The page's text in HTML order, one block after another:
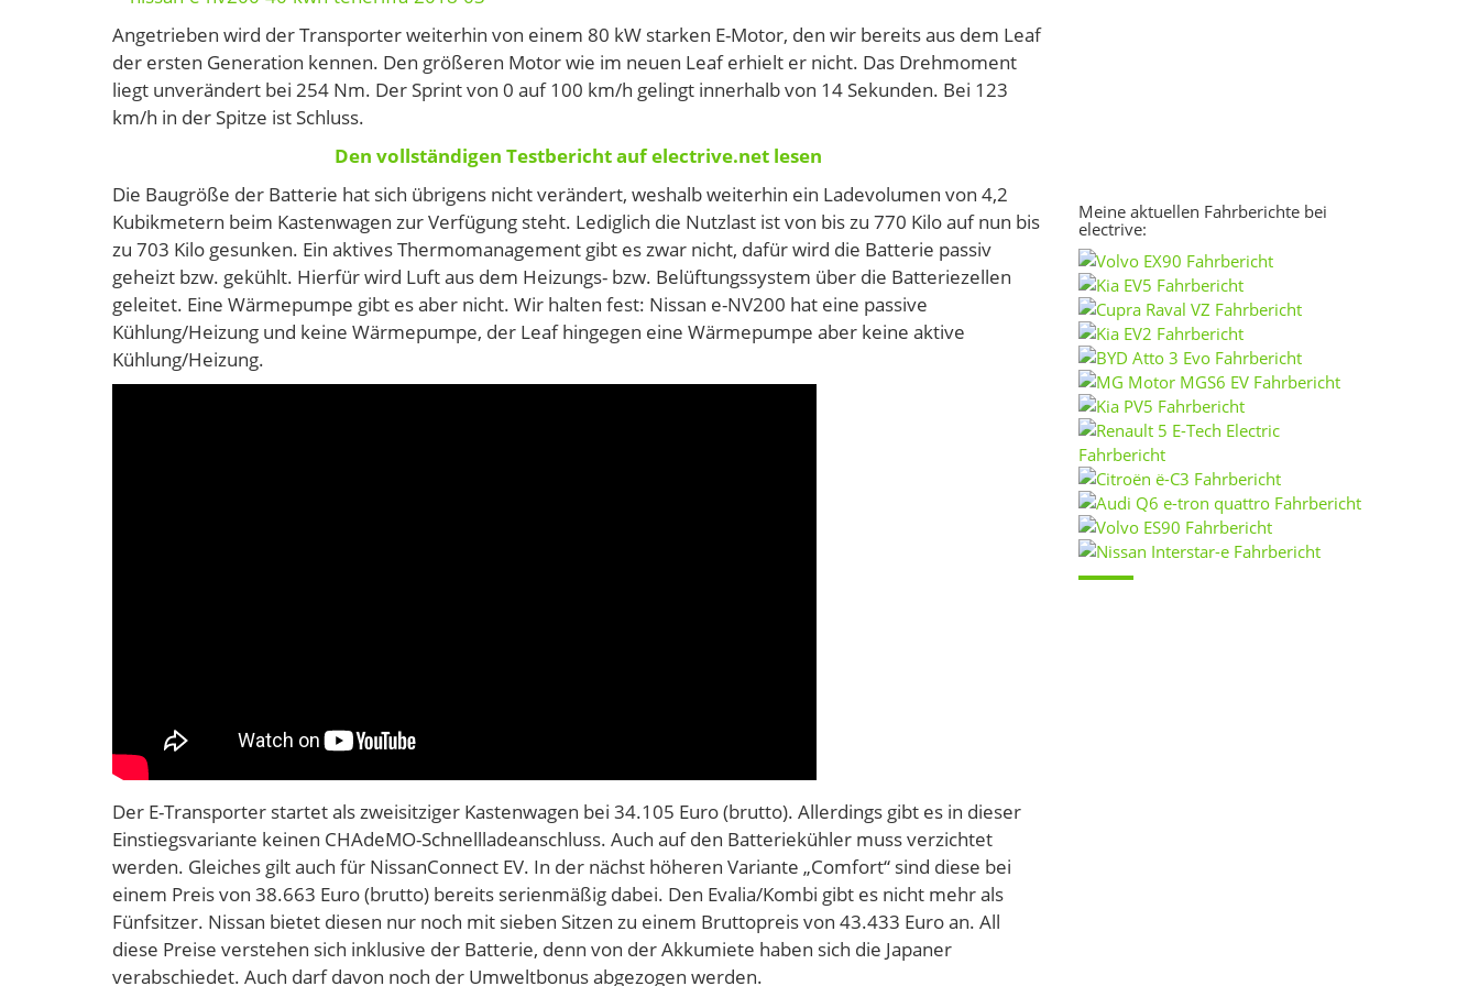
Angetrieben wird der Transporter weiterhin von einem 80 kW starken E-Motor, den wir bereits aus dem Leaf
der ersten Generation kennen. Den größeren Motor wie im neuen Leaf erhielt er nicht. Das Drehmoment
liegt unverändert bei 254 Nm. Der Sprint von 0 auf 100 km/h gelingt innerhalb von 14 Sekunden. Bei 123
km/h in der Spitze ist Schluss.
Den vollständigen Testbericht auf electrive.net lesen
Die Baugröße der Batterie hat sich übrigens nicht verändert, weshalb weiterhin ein Ladevolumen von 4,2
Kubikmetern beim Kastenwagen zur Verfügung steht. Lediglich die Nutzlast ist von bis zu 770 Kilo auf nun bis
zu 703 Kilo gesunken. Ein aktives Thermomanagement gibt es zwar nicht, dafür wird die Batterie passiv
geheizt bzw. gekühlt. Hierfür wird Luft aus dem Heizungs- bzw. Belüftungssystem über die Batteriezellen
geleitet. Eine Wärmepumpe gibt es aber nicht. Wir halten fest: Nissan e-NV200 hat eine passive
Kühlung/Heizung und keine Wärmepumpe, der Leaf hingegen eine Wärmepumpe aber keine aktive
Kühlung/Heizung.
Der E-Transporter startet als zweisitziger Kastenwagen bei 34.105 Euro (brutto). Allerdings gibt es in dieser
Einstiegsvariante keinen CHAdeMO-Schnellladeanschluss. Auch auf den Batteriekühler muss verzichtet
werden. Gleiches gilt auch für NissanConnect EV. In der nächst höheren Variante „Comfort“ sind diese bei
einem Preis von 38.663 Euro (brutto) bereits serienmäßig dabei. Den Evalia/Kombi gibt es nicht mehr als
Fünfsitzer. Nissan bietet diesen nur noch mit sieben Sitzen zu einem Bruttopreis von 43.433 Euro an. All
diese Preise verstehen sich inklusive der Batterie, denn von der Akkumiete haben sich die Japaner
verabschiedet. Auch darf davon noch der Umweltbonus abgezogen werden.
Meine aktuellen Fahrberichte bei
electrive: